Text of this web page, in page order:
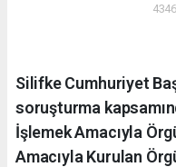
Silifke Cumhuriyet
soruşturma
İşlemek Amacıyla
Amacıyla Kurulan